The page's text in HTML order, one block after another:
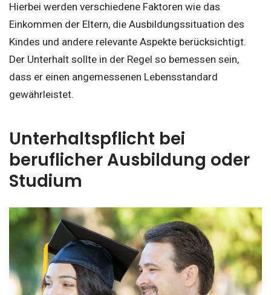
Hierbei werden verschiedene Faktoren wie das
Einkommen der Eltern, die Ausbildungssituation des
Kindes und andere relevante Aspekte berücksichtigt.
Der Unterhalt sollte in der Regel so bemessen sein,
dass er einen angemessenen Lebensstandard
gewährleistet.
Unterhaltspflicht bei
beruflicher Ausbildung oder
Studium